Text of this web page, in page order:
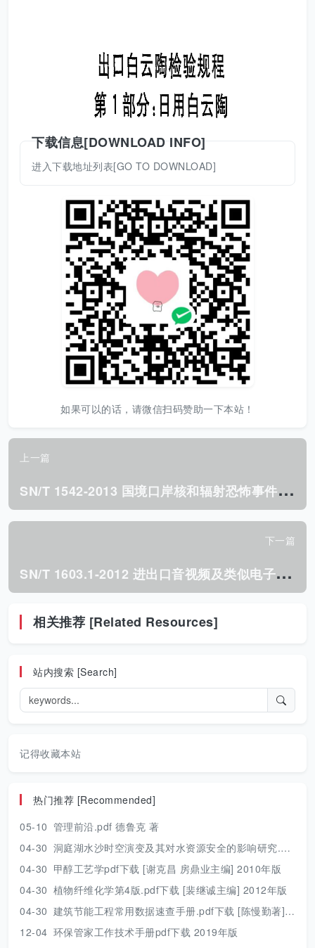
下载信息[DOWNLOAD INFO]
进入下载地址列表[GO TO DOWNLOAD]
如果可以的话，请微信扫码赞助一下本站！
上一篇
S
N/T 1542-2013 国境口岸核和辐射恐怖事件监测规程.pdf
下一篇
S
N/T 1603.1-2012 进出口音视频及类似电子设备检验规程 第1部分:通用要求.pdf
相关推荐 [Related Resources]
站内搜索 [Search]
记得收藏本站
热门推荐 [Recommended]
05-10 管理前沿.pdf 德鲁克 著
04-30 洞庭湖水沙时空演变及其对水资源安全的影响研究.pdf 胡光伟 著 2017年版
04-30 甲醇工艺学pdf下载 [谢克昌 房鼎业主编] 2010年版
04-30 植物纤维化学第4版.pdf下载 [裴继诚主编] 2012年版
04-30 建筑节能工程常用数据速查手册.pdf下载 [陈慢勤著] 2010年版
12-04 环保管家工作技术手册pdf下载 2019年版